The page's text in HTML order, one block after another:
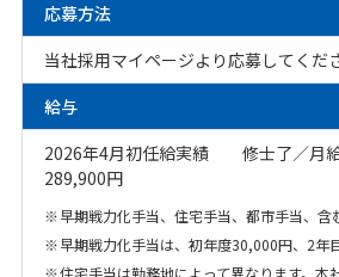
応募方法
当社採用マイページより応募してくだ
給与
2026年4月初任給実績 修士了／月
289,900円
※早期戦力化手当、住宅手当、都市手当、含
※早期戦力化手当は、初年度30,000円、2年
※住宅手当は勤務地によって異なります。本